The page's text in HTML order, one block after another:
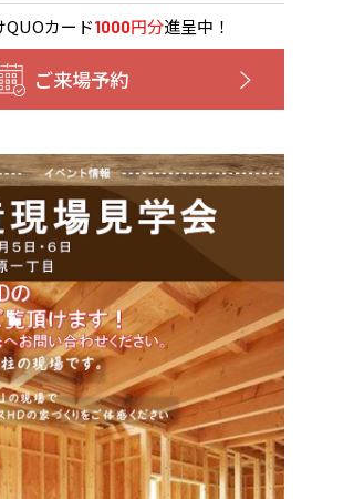
QUOカード1000円分進呈中！
ご来場予約